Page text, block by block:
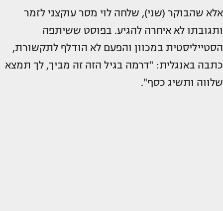
אלא שהבוקר (שני), שלחה לוי מסר עוקצני לזמר
ותגובתו לא איחרה להגיע. בפוסט ששיתפה
הסטייליסטית במכוון והפעם לא הודלף לתקשורת,
כתבה באנגלית: "דרמה בגיל הזה זה מביך, לך תמצא
שלווה ותשיג כסף".